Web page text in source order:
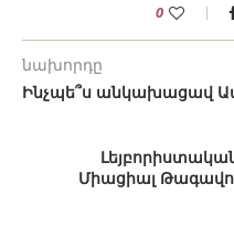
0
նախորդը
Ինչպե՞ս անկախացավ
Միացիալ